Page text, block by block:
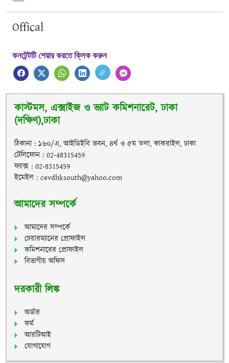
Offical
কনটেন্টটি শেয়ার করতে ক্লিক করুন
কাস্টমস, এক্সাইজ ও ভ্যাট কমিশনারেট, ঢাকা
(দক্ষিণ),ঢাকা
ঠিকানা : ১৬০/এ, আইডিইবি ভবন, ৪র্থ ও ৫ম তলা, কাকরাইল, ঢাকা
টেলিফোন : 02-48315459
ফ্যাক্স : 02-8315459
ইমেইল : cevdhksouth@yahoo.com
আমাদের সম্পর্কে
আমাদের সম্পর্কে
চেয়ারম্যানের প্রোফাইল
কমিশনারের প্রোফাইল
বিভাগীয় অফিস
দরকারী লিঙ্ক
অর্ডার
ফর্ম
আরটিআই
যোগাযোগ